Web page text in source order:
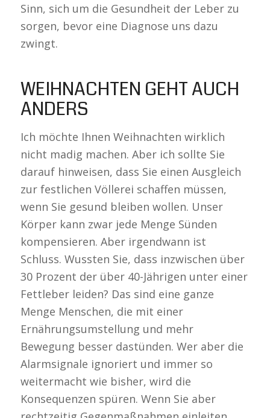
Sinn, sich um die Gesundheit der Leber zu
sorgen, bevor eine Diagnose uns dazu
zwingt.
WEIHNACHTEN GEHT AUCH
ANDERS
Ich möchte Ihnen Weihnachten wirklich
nicht madig machen. Aber ich sollte Sie
darauf hinweisen, dass Sie einen Ausgleich
zur festlichen Völlerei schaffen müssen,
wenn Sie gesund bleiben wollen. Unser
Körper kann zwar jede Menge Sünden
kompensieren. Aber irgendwann ist
Schluss. Wussten Sie, dass inzwischen über
30 Prozent der über 40-Jährigen unter einer
Fettleber leiden? Das sind eine ganze
Menge Menschen, die mit einer
Ernährungsumstellung und mehr
Bewegung besser dastünden. Wer aber die
Alarmsignale ignoriert und immer so
weitermacht wie bisher, wird die
Konsequenzen spüren. Wenn Sie aber